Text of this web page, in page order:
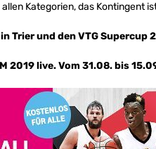
Kategorien, das Kontingent
Trier und den VTG Supercup
2019 live. Vom 31.08. bis